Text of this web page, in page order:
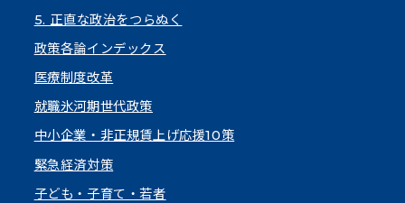
5. 正直な政治をつらぬく
政策各論インデックス
医療制度改革
就職氷河期世代政策
中小企業・非正規賃上げ応援10策
緊急経済対策
子ども・子育て・若者